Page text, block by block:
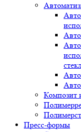
Композит
Пресс-формы